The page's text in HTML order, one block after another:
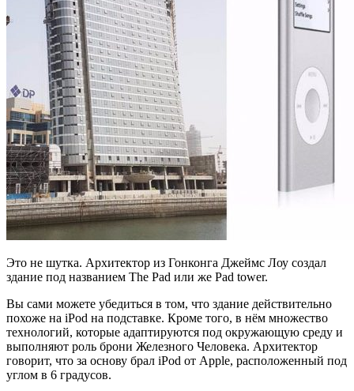
Это не шутка. Архитектор из Гонконга Джеймс Лоу создал
здание под названием The Pad или же Pad tower.
Вы сами можете убедиться в том, что здание действительно
похоже на iPod на подставке. Кроме того, в нём множество
технологий, которые адаптируются под окружающую среду и
выполняют роль брони Железного Человека. Архитектор
говорит, что за основу брал iPod от Apple, расположенный под
углом в 6 градусов.